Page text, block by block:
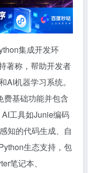
集成开发环
著称，帮助开发者
机器学习系统。
费基础功能并包含
工具如Junie编码
知的代码生成、自
生态支持，包
笔记本、